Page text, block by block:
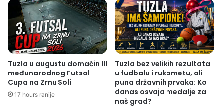
Tuzla u augustu domaćin III
međunarodnog Futsal
Cupa na Zrnu Soli
17 hours ranije
Tuzla bez velikih rezultata
u fudbalu i rukometu, ali
puna državnih prvaka: Ko
danas osvaja medalje za
naš grad?